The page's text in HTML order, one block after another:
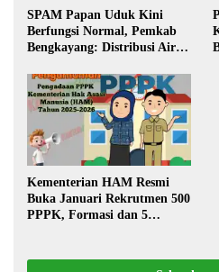
SPAM Papan Uduk Kini
Berfungsi Normal, Pemkab
Bengkayang: Distribusi Air
Warga
Kementerian HAM Resmi
Buka Januari Rekrutmen 500
PPPK, Formasi dan 5